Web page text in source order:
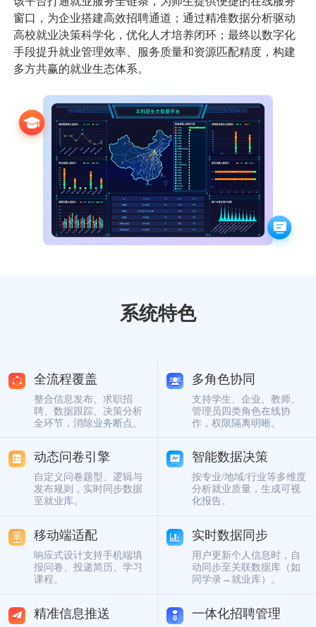
010-61199380
数字佳信公众号 数字佳信视频号 云高招新媒体矩阵
窗口，为企业搭建高效招聘通道；通过精准数据分析驱动
高校就业决策科学化，优化人才培养闭环；最终以数字化
手段提升就业管理效率、服务质量和资源匹配精度，构建
多方共赢的就业生态体系。
系统特色
全流程覆盖
整合信息发布、求职招
聘、数据跟踪、决策分析
全环节，消除业务断点。
多角色协同
支持学生、企业、教师、
管理员四类角色在线协
作，权限隔离明晰。
动态问卷引擎
自定义问卷题型、逻辑与
发布规则，实时同步数据
至就业库。
智能数据决策
按专业/地域/行业等多维度
分析就业质量，生成可视
化报告。
移动端适配
响应式设计支持手机端填
报问卷、投递简历、学习
课程。
实时数据同步
用户更新个人信息时，自
动同步至关联数据库（如
同学录→就业库）。
精准信息推送 一体化招聘管理